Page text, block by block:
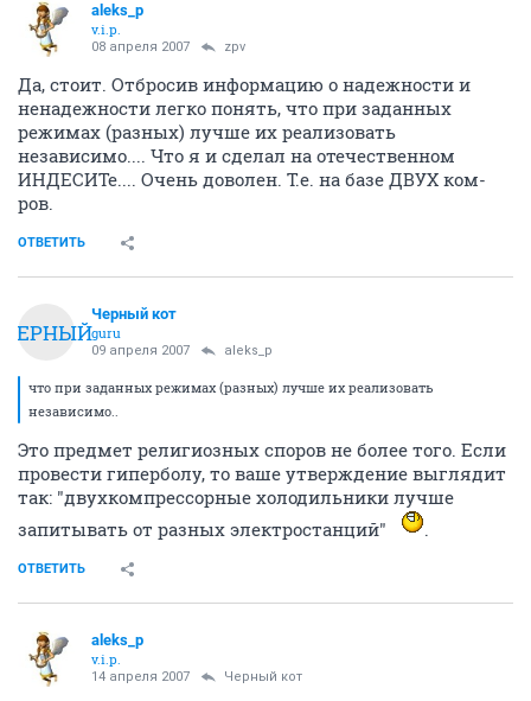
aleks_p
v.i.p.
08 апреля 2007 zpv
Да, стоит. Отбросив информацию о надежности и
ненадежности легко понять, что при заданных
режимах (разных) лучше их реализовать
независимо.... Что я и сделал на отечественном
ИНДЕСИТе.... Очень доволен. Т.е. на базе ДВУХ ком-
ров.
ОТВЕТИТЬ
ЧЕРНЫЙ
Черный кот
guru
09 апреля 2007 aleks_p
что при заданных режимах (разных) лучше их реализовать
независимо..
Это предмет религиозных споров не более того. Если
провести гиперболу, то ваше утверждение выглядит
так: "двухкомпрессорные холодильники лучше
запитывать от разных электростанций"
.
ОТВЕТИТЬ
aleks_p
v.i.p.
14 апреля 2007 Черный кот